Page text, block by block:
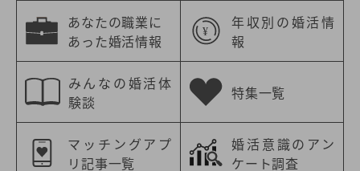
あなたの職業に
あった婚活情報
年収別の婚活情
報
みんなの婚活体
験談
特集一覧
マッチングアプ
リ記事一覧
婚活意識のアン
ケート調査